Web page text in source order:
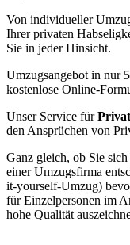
Von individueller
Ihrer privaten
Sie in jeder Hinsicht.
Umzugsangebot in nur
kostenlose Online-
Unser Service für
den Ansprüchen von
Ganz gleich, ob Sie
einer Umzugsfirma
it-yourself-Umzug)
für Einzelpersonen im
hohe Qualität